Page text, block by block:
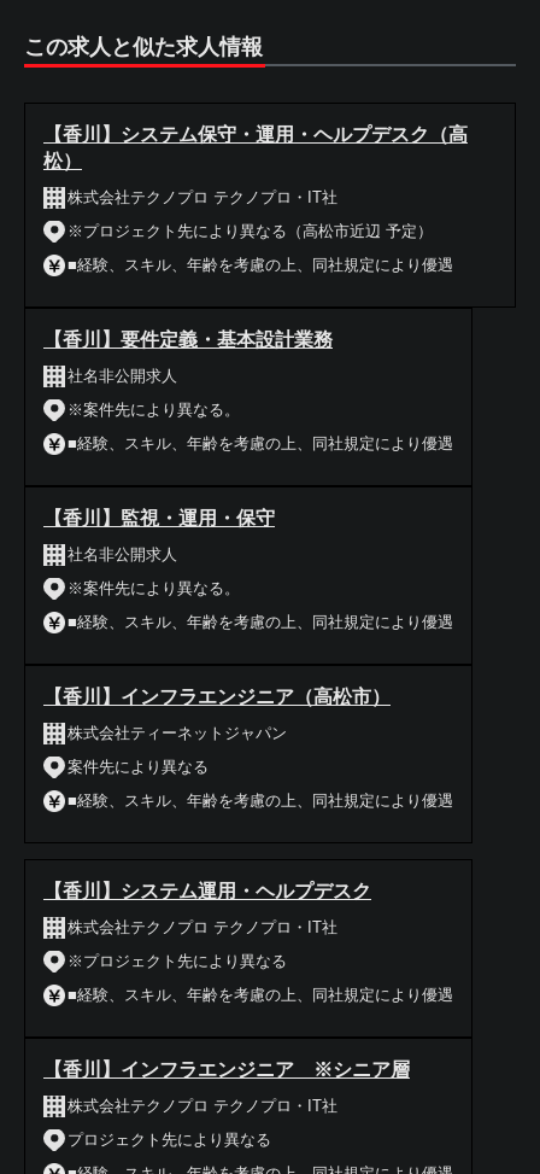
この求人と似た求人情報
【香川】システム保守・運用・ヘルプデスク（高
松）
株式会社テクノプロ テクノプロ・IT社
※プロジェクト先により異なる（高松市近辺 予定）
■経験、スキル、年齢を考慮の上、同社規定により優遇
【香川】要件定義・基本設計業務
社名非公開求人
※案件先により異なる。
■経験、スキル、年齢を考慮の上、同社規定により優遇
【香川】監視・運用・保守
社名非公開求人
※案件先により異なる。
■経験、スキル、年齢を考慮の上、同社規定により優遇
【香川】インフラエンジニア（高松市）
株式会社ティーネットジャパン
案件先により異なる
■経験、スキル、年齢を考慮の上、同社規定により優遇
【香川】システム運用・ヘルプデスク
株式会社テクノプロ テクノプロ・IT社
※プロジェクト先により異なる
■経験、スキル、年齢を考慮の上、同社規定により優遇
【香川】インフラエンジニア ※シニア層
株式会社テクノプロ テクノプロ・IT社
プロジェクト先により異なる